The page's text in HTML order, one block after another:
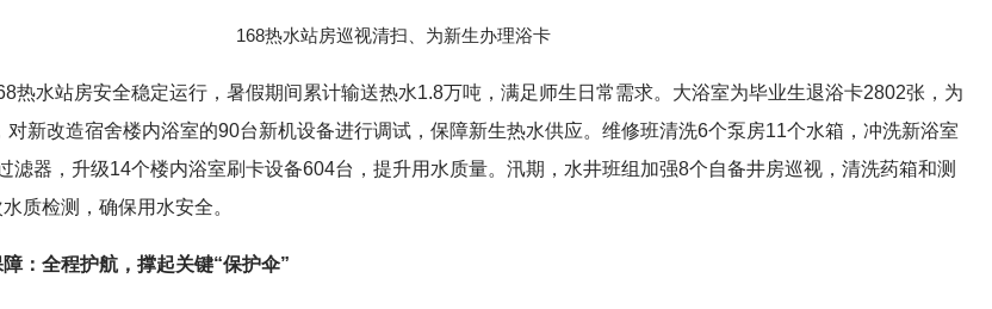
168热水站房巡视清扫、为新生办理浴卡
热水站房安全稳定运行，暑假期间累计输送热水1.8万吨，满足师生日常需求。大浴室为毕业生退浴卡2802张，为
对新改造宿舍楼内浴室的90台新机设备进行调试，保障新生热水供应。维修班清洗6个泵房11个水箱，冲洗新浴室
滤器，升级14个楼内浴室刷卡设备604台，提升用水质量。汛期，水井班组加强8个自备井房巡视，清洗药箱和测
质检测，确保用水安全。
：全程护航，撑起关键“保护伞”